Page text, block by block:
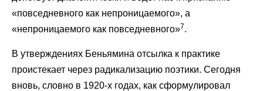
«повседневного как непроницаемого», а
«непроницаемого как повседневного»7.
В утверждениях Беньямина отсылка к практике
проистекает через радикализацию поэтики. Сегодня
вновь, словно в 1920-х годах, как сформулировал